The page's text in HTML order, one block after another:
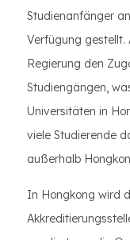
Studienanfänger
Verfügung gestellt.
Regierung den
Studiengängen,
Universitäten in
viele Studierende
außerhalb
In Hongkong wird